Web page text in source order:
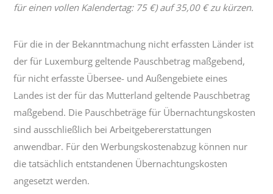
für einen vollen Kalendertag: 75 €) auf 35,00 € zu kürzen.
Für die in der Bekanntmachung nicht erfassten Länder ist
der für Luxemburg geltende Pauschbetrag maßgebend,
für nicht erfasste Übersee- und Außengebiete eines
Landes ist der für das Mutterland geltende Pauschbetrag
maßgebend. Die Pauschbeträge für Übernachtungskosten
sind ausschließlich bei Arbeitgebererstattungen
anwendbar. Für den Werbungskostenabzug können nur
die tatsächlich entstandenen Übernachtungskosten
angesetzt werden.